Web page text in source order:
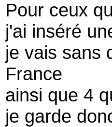
Pour ceux
j'ai inséré
je vais sans
France
ainsi que 4
je garde